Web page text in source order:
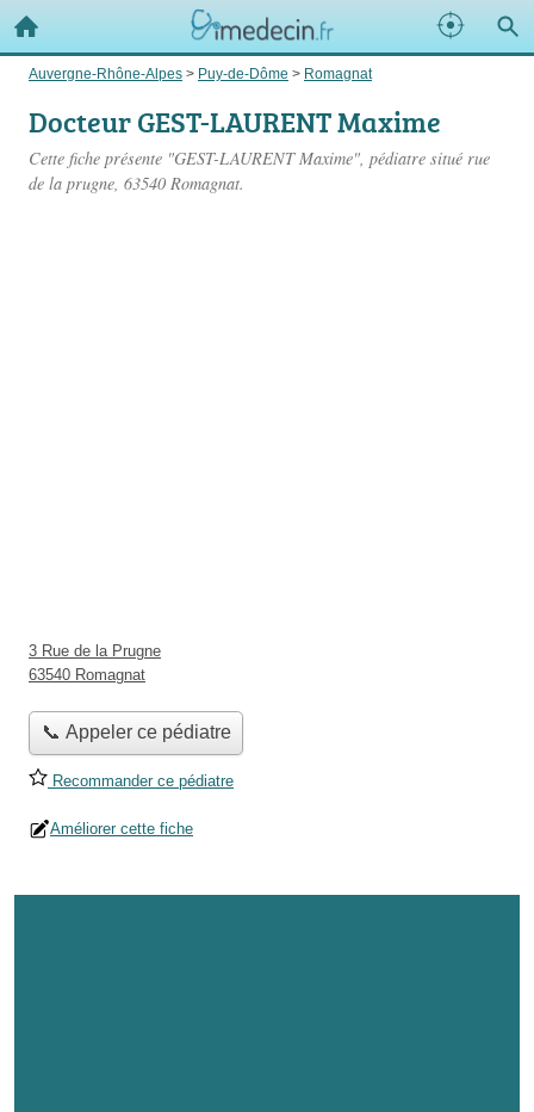
Auvergne-Rhône-Alpes > Puy-de-Dôme > Romagnat
Docteur GEST-LAURENT Maxime
Cette fiche présente "GEST-LAURENT Maxime", pédiatre situé rue
de la prugne, 63540 Romagnat.
3 Rue de la Prugne
63540 Romagnat
📞 Appeler ce pédiatre
Recommander ce pédiatre
Améliorer cette fiche